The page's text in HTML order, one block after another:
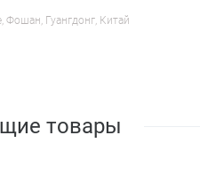
Фошан, Гуангдонг, Китай
товары